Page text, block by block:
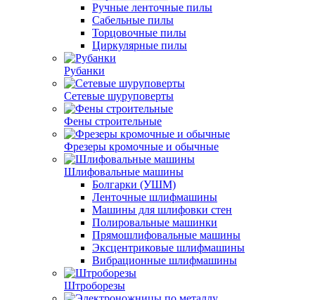
Ручные ленточные пилы
Сабельные пилы
Торцовочные пилы
Циркулярные пилы
Рубанки
Сетевые шуруповерты
Фены строительные
Фрезеры кромочные и обычные
Шлифовальные машины
Болгарки (УШМ)
Ленточные шлифмашины
Машины для шлифовки стен
Полировальные машинки
Прямошлифовальные машины
Эксцентриковые шлифмашины
Вибрационные шлифмашины
Штроборезы